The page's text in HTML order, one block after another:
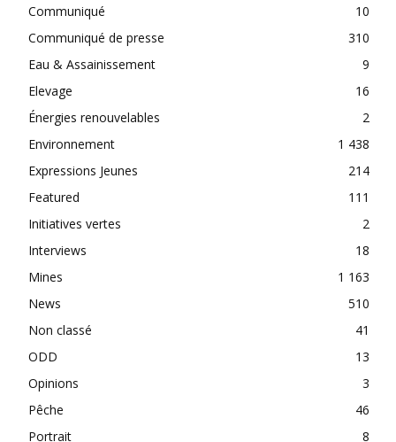
Communiqué
10
Communiqué de presse
310
Eau & Assainissement
9
Elevage
16
Énergies renouvelables
2
Environnement
1 438
Expressions Jeunes
214
Featured
111
Initiatives vertes
2
Interviews
18
Mines
1 163
News
510
Non classé
41
ODD
13
Opinions
3
Pêche
46
Portrait
8